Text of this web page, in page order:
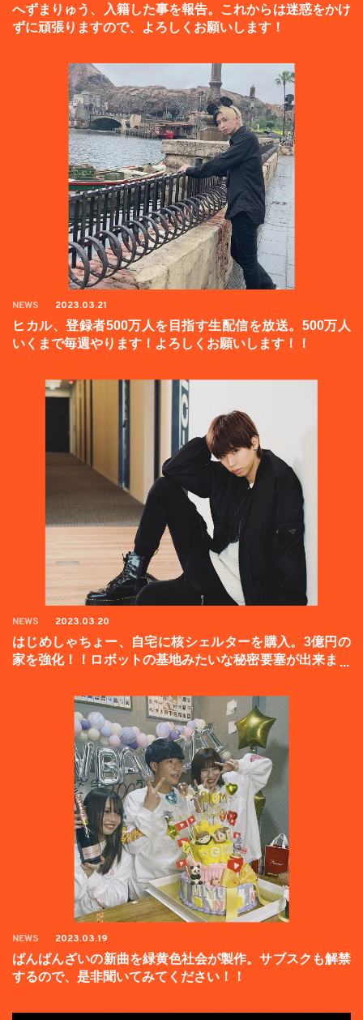
へずまりゅう、入籍した事を報告。これからは迷惑をかけ
ずに頑張りますので、よろしくお願いします！
NEWS 2023.03.21
ヒカル、登録者500万人を目指す生配信を放送。500万人
いくまで毎週やります！よろしくお願いします！！
NEWS 2023.03.20
はじめしゃちょー、自宅に核シェルターを購入。3億円の
家を強化！！ロボットの基地みたいな秘密要塞が出来まし
NEWS 2023.03.19
ばんばんざいの新曲を緑黄色社会が製作。サブスクも解禁
するので、是非聞いてみてください！！